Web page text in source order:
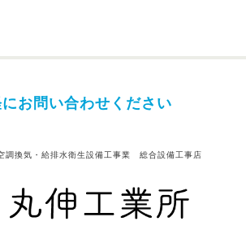
お問い合わせください
換気・給排水衛生設備工事業 総合設備工事店